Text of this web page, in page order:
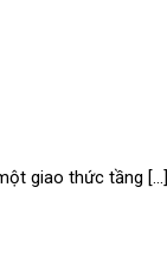
giao thức tầng […]